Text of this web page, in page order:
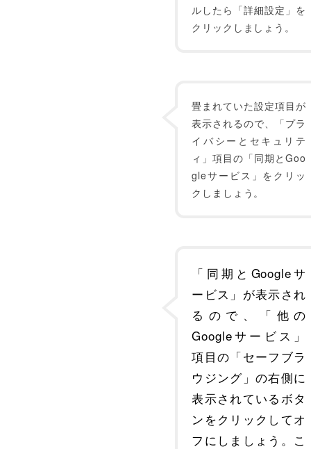
ルしたら「詳細設定」を
クリックしましょう。
畳まれていた設定項目が
表示されるので、「プラ
イバシーとセキュリテ
ィ」項目の「同期とGoo
gleサービス」をクリッ
クしましょう。
「同期とGoogleサ
ービス」が表示され
るので、「他の
Googleサービス」
項目の「セーフブラ
ウジング」の右側に
表示されているボタ
ンをクリックしてオ
フにしましょう。こ